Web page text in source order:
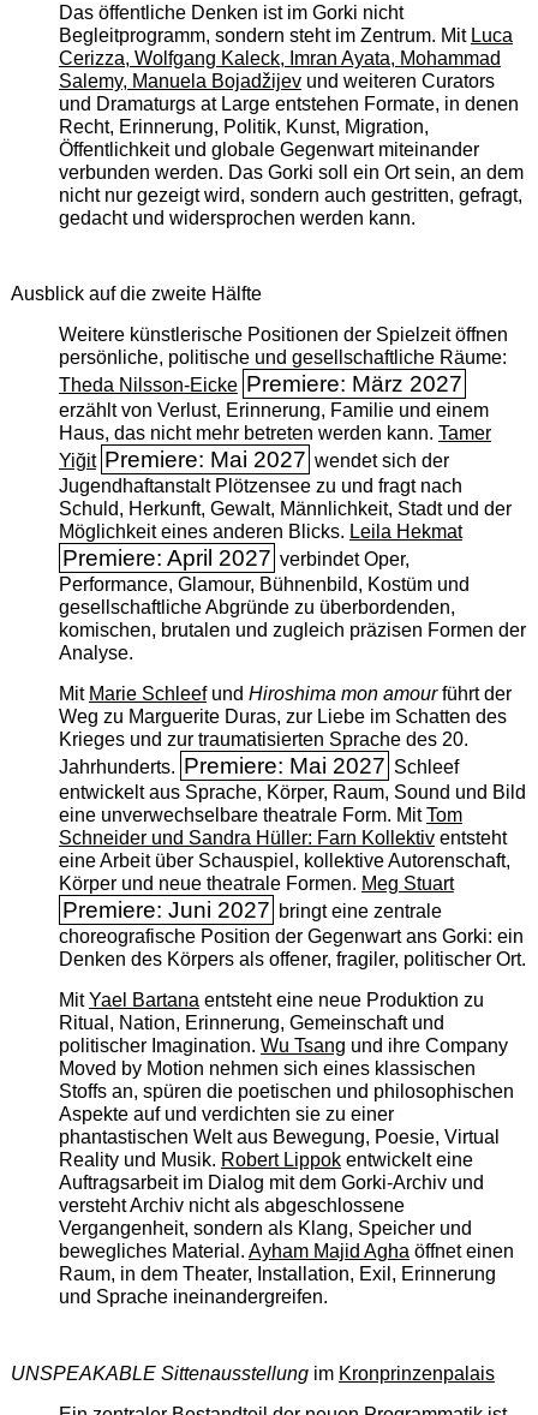
Das öffentliche Denken ist im Gorki nicht
Begleitprogramm, sondern steht im Zentrum. Mit Luca
Cerizza, Wolfgang Kaleck, Imran Ayata, Mohammad
Salemy, Manuela Bojadžijevund weiteren Curators
und Dramaturgs at Large entstehen Formate, in denen
Recht, Erinnerung, Politik, Kunst, Migration,
Öffentlichkeit und globale Gegenwart miteinander
verbunden werden. Das Gorki soll ein Ort sein, an dem
nicht nur gezeigt wird, sondern auch gestritten, gefragt,
gedacht und widersprochen werden kann.
Ausblick auf die zweite Hälfte
Weitere künstlerische Positionen der Spielzeit öffnen
persönliche, politische und gesellschaftliche Räume:
Theda Nilsson-Eicke Premiere: März 2027
erzählt von Verlust, Erinnerung, Familie und einem
Haus, das nicht mehr betreten werden kann. Tamer
Yiğit Premiere: Mai 2027 wendet sich der
Jugendhaftanstalt Plötzensee zu und fragt nach
Schuld, Herkunft, Gewalt, Männlichkeit, Stadt und der
Möglichkeit eines anderen Blicks. Leila Hekmat
Premiere: April 2027 verbindet Oper,
Performance, Glamour, Bühnenbild, Kostüm und
gesellschaftliche Abgründe zu überbordenden,
komischen, brutalen und zugleich präzisen Formen der
Analyse.
Mit Marie Schleefund Hiroshima mon amourführt der
Weg zu Marguerite Duras, zur Liebe im Schatten des
Krieges und zur traumatisierten Sprache des 20.
Jahrhunderts. Premiere: Mai 2027 Schleef
entwickelt aus Sprache, Körper, Raum, Sound und Bild
eine unverwechselbare theatrale Form. MitTom
Schneider und Sandra Hüller: Farn Kollektiventsteht
eine Arbeit über Schauspiel, kollektive Autorenschaft,
Körper und neue theatrale Formen. Meg Stuart
Premiere: Juni 2027 bringt eine zentrale
choreografische Position der Gegenwart ans Gorki: ein
Denken des Körpers als offener, fragiler, politischer Ort.
MitYael Bartanaentsteht eine neue Produktion zu
Ritual, Nation, Erinnerung, Gemeinschaft und
politischer Imagination. Wu Tsang und ihre Company
Moved by Motion nehmen sich eines klassischen
Stoffs an, spüren die poetischen und philosophischen
Aspekte auf und verdichten sie zu einer
phantastischen Welt aus Bewegung, Poesie, Virtual
Reality und Musik. Robert Lippokentwickelt eine
Auftragsarbeit im Dialog mit dem Gorki-Archiv und
versteht Archiv nicht als abgeschlossene
Vergangenheit, sondern als Klang, Speicher und
bewegliches Material. Ayham Majid Aghaöffnet einen
Raum, in dem Theater, Installation, Exil, Erinnerung
und Sprache ineinandergreifen.
UNSPEAKABLE Sittenausstellungim Kronprinzenpalais